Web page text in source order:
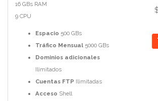
16 GBs RAM
9 CPU
Espacio 500 GBs
Tráfico Mensual 5000 GBs
Dominios adicionales
Ilimitados
Cuentas FTP Ilimitadas
Acceso Shell